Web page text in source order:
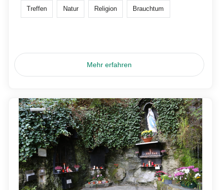
Treffen Natur Religion Brauchtum
Mehr erfahren